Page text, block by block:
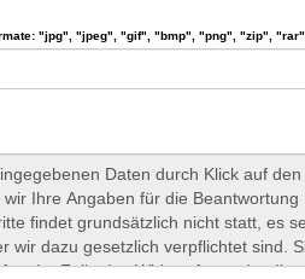
"jpg", "jpeg", "gif", "bmp", "png", "zip", "rar"